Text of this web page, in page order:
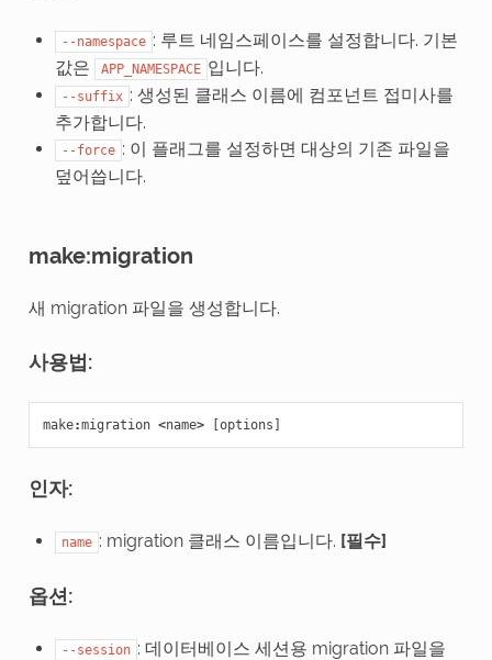
--namespace : 루트 네임스페이스를 설정합니다. 기본
값은
APP_NAMESPACE 입니다.
--suffix : 생성된 클래스 이름에 컴포넌트 접미사를
추가합니다.
--force : 이 플래그를 설정하면 대상의 기존 파일을
덮어씁니다.
make:migration
새 migration 파일을 생성합니다.
사용법:
make:migration <name> [options ]
인자:
name : migration 클래스 이름입니다. [필수]
옵션:
--session : 데이터베이스 세션용 migration 파일을